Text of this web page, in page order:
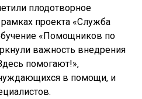
плодотворное
проекта «Служба
«Помощников по
важность внедрения
помогают!»,
в помощи, и